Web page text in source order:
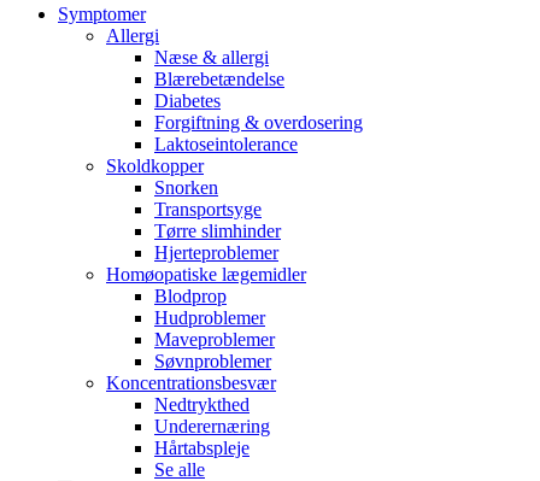
Symptomer
Allergi
Næse & allergi
Blærebetændelse
Diabetes
Forgiftning & overdosering
Laktoseintolerance
Skoldkopper
Snorken
Transportsyge
Tørre slimhinder
Hjerteproblemer
Homøopatiske lægemidler
Blodprop
Hudproblemer
Maveproblemer
Søvnproblemer
Koncentrationsbesvær
Nedtrykthed
Underernæring
Hårtabspleje
Se alle